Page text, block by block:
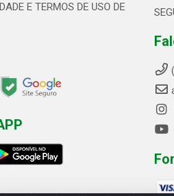
E TERMOS DE USO DE